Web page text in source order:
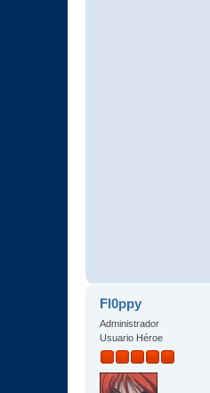
Fl0ppy
Administrador
Usuario Héroe